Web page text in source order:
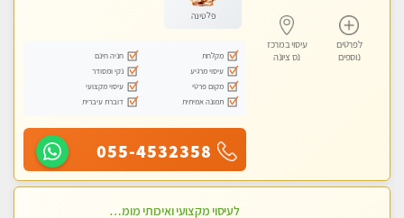
לפרטים
נוספים
עיסוי במרכז
נס ציונה
פלטינה
מקלחת
חניה חינם
עיסוי מרגיע
נקי ומסודר
מקום פרטי
עיסוי מקצועי
תמונה אמיתית
דוברת עיברית
055-4532358
לעיסוי מקצועי ואיכותי מומלץ מאוד!! ממתינה לך שתגיע מעסה פרטית-ללא מין !!